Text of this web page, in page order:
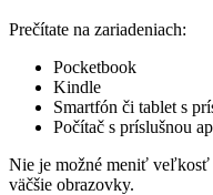
Prečítate na zariadeniach:
Pocketbook
Kindle
Smartfón či tablet s
Počítač s príslušnou
Nie je možné meniť veľkosť
väčšie obrazovky.